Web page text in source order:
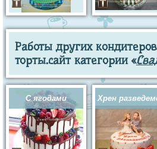
Работы других
торты.сайт категории «
С ягодами Хрен